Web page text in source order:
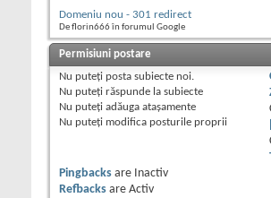
Domeniu nou - 301 redirect
De florin666 în forumul Google
Permisiuni postare
Nu puteţi posta subiecte noi.
Nu puteţi răspunde la subiecte
Nu puteţi adăuga ataşamente
Nu puteţi modifica posturile proprii
Pingbacks are
Inactiv
Refbacks are Activ